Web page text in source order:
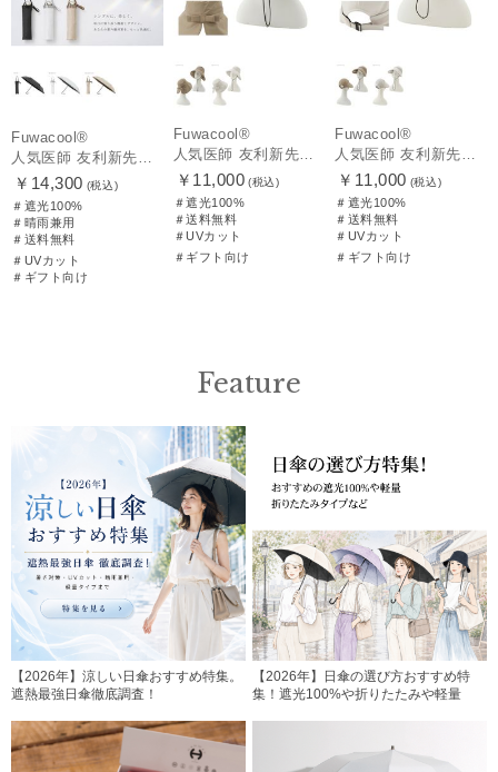
Fuwacool®
￥14,300 (税込)
＃遮光100%
＃晴雨兼用
＃送料無料
＃UVカット
＃ギフト向け
Fuwacool®
￥11,000 (税込)
＃遮光100%
＃送料無料
＃UVカット
＃ギフト向け
Fuwacool®
￥11,000 (税込)
＃遮光100%
＃送料無料
＃UVカット
＃ギフト向け
Feature
【2026年】涼しい日傘おすすめ特集。
遮熱最強日傘徹底調査！
【2026年】日傘の選び方おすすめ特
集！遮光100%や折りたたみや軽量